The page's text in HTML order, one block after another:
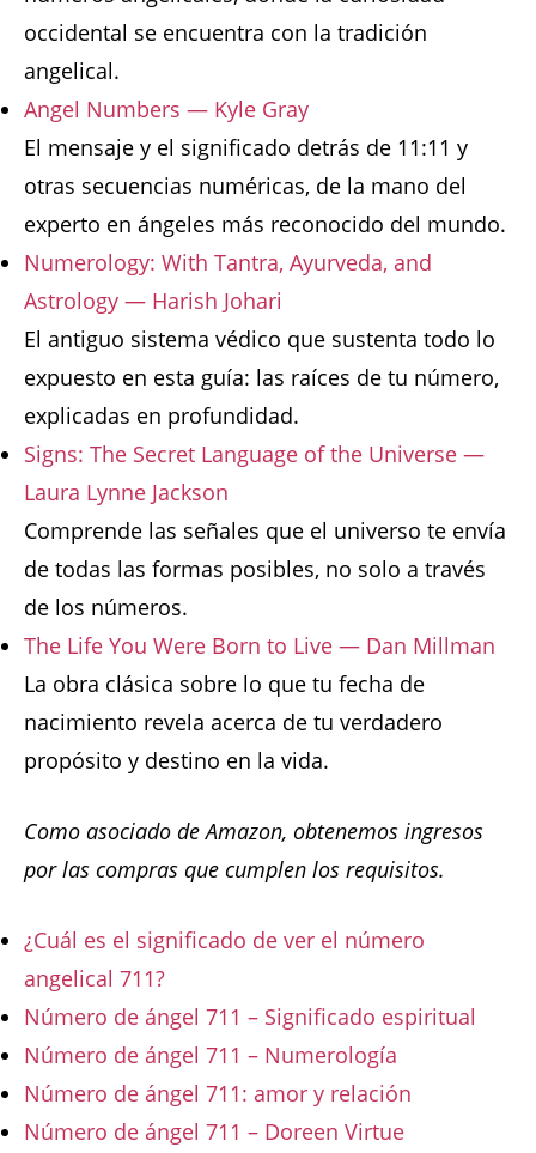
occidental se encuentra con la tradición
angelical.
Angel Numbers — Kyle Gray
El mensaje y el significado detrás de 11:11 y
otras secuencias numéricas, de la mano del
experto en ángeles más reconocido del mundo.
Numerology: With Tantra, Ayurveda, and
Astrology — Harish Johari
El antiguo sistema védico que sustenta todo lo
expuesto en esta guía: las raíces de tu número,
explicadas en profundidad.
Signs: The Secret Language of the Universe —
Laura Lynne Jackson
Comprende las señales que el universo te envía
de todas las formas posibles, no solo a través
de los números.
The Life You Were Born to Live — Dan Millman
La obra clásica sobre lo que tu fecha de
nacimiento revela acerca de tu verdadero
propósito y destino en la vida.
Como asociado de Amazon, obtenemos ingresos
por las compras que cumplen los requisitos.
¿Cuál es el significado de ver el número
angelical 711?
Número de ángel 711 – Significado espiritual
Número de ángel 711 – Numerología
Número de ángel 711: amor y relación
Número de ángel 711 – Doreen Virtue